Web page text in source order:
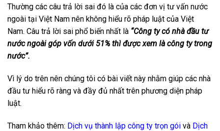
Thường các câu trả lời sai đó là của các đơn vị tư vấn nước
ngoài tại Việt Nam nên không hiểu rõ pháp luật của Việt
Nam. Câu trả lời sai phổ biến nhất là “Công ty có nhà đầu tư
nước ngoài góp vốn dưới 51% thì được xem là công ty trong
nước”.
Vì lý do trên nên chúng tôi có bài viết này nhằm giúp các nhà
đầu tư hiểu rõ ràng và đầy đủ nhất trên phương diện pháp
luật.
Tham khảo thêm: Dịch vụ thành lập công ty trọn gói và Dịch